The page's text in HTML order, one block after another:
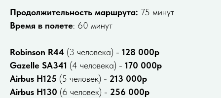
Продолжительность маршрута: 75 минут
Время в полете: 60 минут
Robinson R44 (3 человека) - 128 000р
Gazelle SA341 (4 человека) - 170 000р
Airbus H125 (5 человек) - 213 000р
Airbus H130 (6 человек) - 256 000р